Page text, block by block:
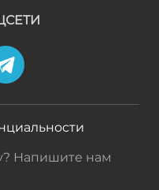
Напишите нам